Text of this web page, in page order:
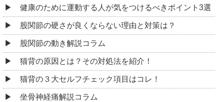
健康のために運動する人が気をつけるべきポイント3選
股関節の硬さが良くならない理由と対策は？
股関節の動き解説コラム
猫背の原因とは？その対処法を紹介！
猫背の３大セルフチェック項目はコレ！
坐骨神経痛解説コラム